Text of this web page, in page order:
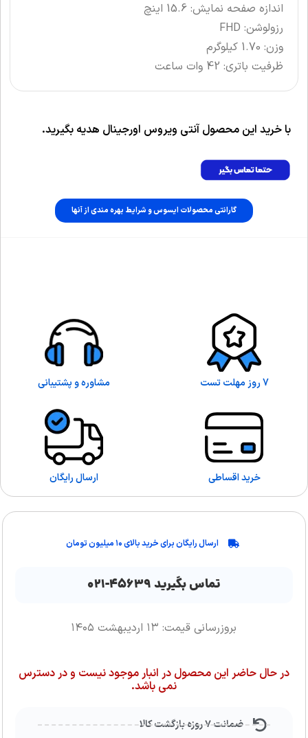
اندازه صفحه نمایش: 15.6 اینچ
رزولوشن: FHD
وزن: 1.70 کیلوگرم
ظرفیت باتری: 42 وات ساعت
با خرید این محصول آنتی ویروس اورجینال هدیه بگیرید.
گارانتی محصولات ایسوس و شرایط بهره مندی از آنها
7 روز مهلت تست مشاوره و پشتیبانی
خرید اقساطی ارسال رایگان
ارسال رایگان برای خرید بالای ۱۰ میلیون تومان
تماس بگیرید ۴۵۶۳۹-۰۲۱
بروزرسانی قیمت: ۱۳ اردیبهشت ۱۴۰۵
در حال حاضر این محصول در انبار موجود نیست و در دسترس
نمی باشد.
ضمانت ۷ روزه بازگشت کالا